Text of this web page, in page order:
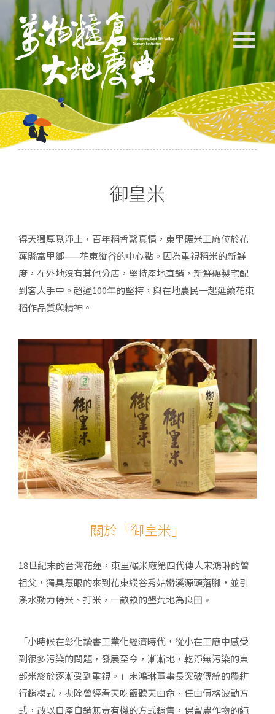
御皇米
得天獨厚覓淨土，百年稻香繫真情，東里碾米工廠位於花
蓮縣富里鄉——花東縱谷的中心點。因為重視稻米的新鮮
度，在外地沒有其他分店，堅持產地直銷，新鮮碾製宅配
到客人手中。超過100年的堅持，與在地農民一起延續花東
稻作品質與精神。
關於「御皇米」
18世紀末的台灣花蓮，東里碾米廠第四代傳人宋鴻琳的曾
祖父，獨具慧眼的來到花東縱谷秀姑巒溪源頭落腳，並引
溪水動力椿米、打米，一畝畝的墾荒地為良田。
「小時候在彰化讀書工業化經濟時代，從小在工廠中感受
到很多污染的問題，發展至今，漸漸地，乾淨無污染的東
部米終於逐漸受到重視。」宋鴻琳董事長突破傳統的農耕
行銷模式，拋除曾經看天吃飯聽天由命、任由價格波動方
式，改以自產自銷無毒有機的方式銷售，保留農作物的純